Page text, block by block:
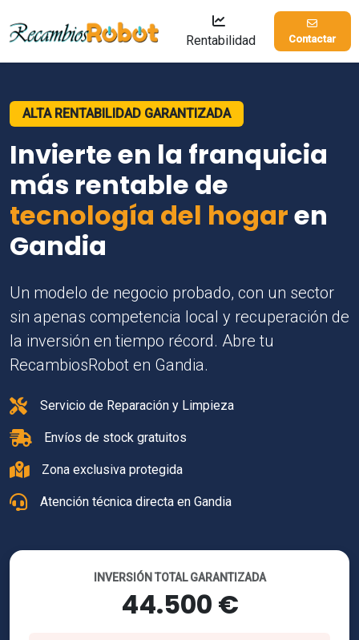
Rentabilidad Contactar
ALTA RENTABILIDAD GARANTIZADA
Invierte en la franquicia
más rentable de
tecnología del hogaren
Gandia
Un modelo de negocio probado, con un sector
sin apenas competencia local y recuperación de
la inversión en tiempo récord. Abre tu
RecambiosRobot en Gandia.
Servicio de Reparación y Limpieza
Envíos de stock gratuitos
Zona exclusiva protegida
Atención técnica directa en Gandia
INVERSIÓN TOTAL GARANTIZADA
44.500 €